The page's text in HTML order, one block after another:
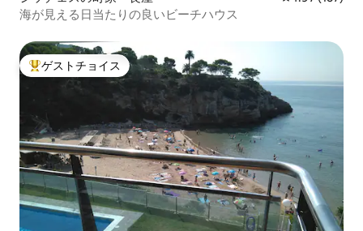
海が見える日当たりの良いビーチハウス
大好評のゲストチョイスです。
ゲストチョイス